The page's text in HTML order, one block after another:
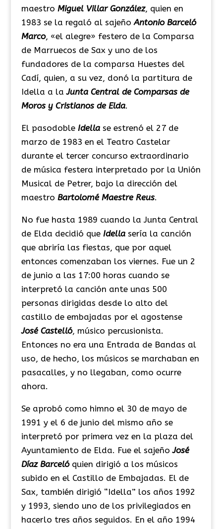
maestro Miguel Villar González, quien en
1983 se la regaló al sajeñoAntonio Barceló
Marco, «el alegre» festero de la Comparsa
de Marruecos de Sax y uno de los
fundadores de la comparsa Huestes del
Cadí, quien, a su vez, donó la partitura de
Idella a laJunta Central de Comparsas de
Moros y Cristianos de Elda.
El pasodoble Idella se estrenó el 27 de
marzo de 1983 en el Teatro Castelar
durante el tercer concurso extraordinario
de música festera interpretado por la Unión
Musical de Petrer, bajo la dirección del
maestro Bartolomé Maestre Reus.
No fue hasta 1989 cuando la Junta Central
de Elda decidió queIdella sería la canción
que abriría las fiestas, que por aquel
entonces comenzaban los viernes. Fue un 2
de junio a las 17:00 horas cuando se
interpretó la canción ante unas 500
personas dirigidas desde lo alto del
castillo de embajadas por el agostense
José Castelló, músico percusionista.
Entonces no era una Entrada de Bandas al
uso, de hecho, los músicos se marchaban en
pasacalles, y no llegaban, como ocurre
ahora.
Se aprobó como himno el 30 de mayo de
1991 y el 6 de junio del mismo año se
interpretó por primera vez en la plaza del
Ayuntamiento de Elda. Fue el sajeñoJosé
Díaz Barcelóquien dirigió a los músicos
subido en el Castillo de Embajadas. El de
Sax, también dirigió “Idella” los años 1992
y 1993, siendo uno de los privilegiados en
hacerlo tres años seguidos. En el año 1994